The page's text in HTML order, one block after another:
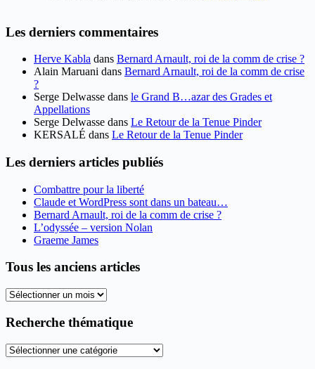
Les derniers commentaires
Herve Kabla dans Bernard Arnault, roi de la comm de crise ?
Alain Maruani dans Bernard Arnault, roi de la comm de crise
?
Serge Delwasse dans le Grand B…azar des Grades et
Appellations
Serge Delwasse dans Le Retour de la Tenue Pinder
KERSALÉ dans Le Retour de la Tenue Pinder
Les derniers articles publiés
Combattre pour la liberté
Claude et WordPress sont dans un bateau…
Bernard Arnault, roi de la comm de crise ?
L’odyssée – version Nolan
Graeme James
Tous les anciens articles
Tous
anciens
Recherche thématique
Recherche